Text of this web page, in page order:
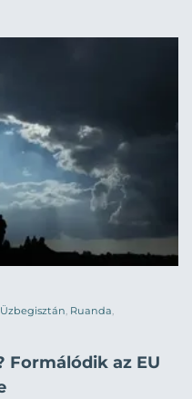
Üzbegisztán, Ruanda,
Formálódik az EU